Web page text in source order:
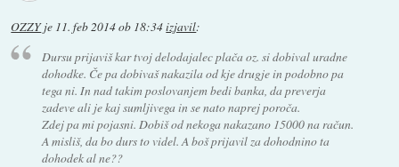
OZZYje 11. feb 2014 ob 18:34izjavil:
Dursu prijaviš kar tvoj delodajalec plača oz. si dobival uradne
dohodke. Če pa dobivaš nakazila od kje drugje in podobno pa
tega ni. In nad takim poslovanjem bedi banka, da preverja
zadeve ali je kaj sumljivega in se nato naprej poroča.
Zdej pa mi pojasni. Dobiš od nekoga nakazano 15000 na račun.
A misliš, da bo durs to videl. A boš prijavil za dohodnino ta
dohodek al ne??